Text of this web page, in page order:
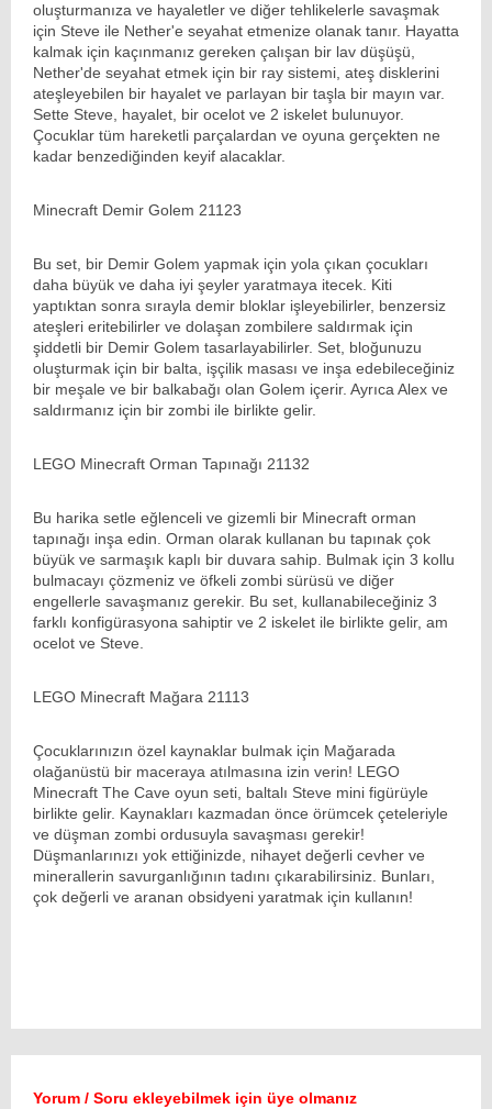
oluşturmanıza ve hayaletler ve diğer tehlikelerle savaşmak
için Steve ile Nether'e seyahat etmenize olanak tanır. Hayatta
kalmak için kaçınmanız gereken çalışan bir lav düşüşü,
Nether'de seyahat etmek için bir ray sistemi, ateş disklerini
ateşleyebilen bir hayalet ve parlayan bir taşla bir mayın var.
Sette Steve, hayalet, bir ocelot ve 2 iskelet bulunuyor.
Çocuklar tüm hareketli parçalardan ve oyuna gerçekten ne
kadar benzediğinden keyif alacaklar.
Minecraft Demir Golem 21123
Bu set, bir Demir Golem yapmak için yola çıkan çocukları
daha büyük ve daha iyi şeyler yaratmaya itecek. Kiti
yaptıktan sonra sırayla demir bloklar işleyebilirler, benzersiz
ateşleri eritebilirler ve dolaşan zombilere saldırmak için
şiddetli bir Demir Golem tasarlayabilirler. Set, bloğunuzu
oluşturmak için bir balta, işçilik masası ve inşa edebileceğiniz
bir meşale ve bir balkabağı olan Golem içerir. Ayrıca Alex ve
saldırmanız için bir zombi ile birlikte gelir.
LEGO Minecraft Orman Tapınağı 21132
Bu harika setle eğlenceli ve gizemli bir Minecraft orman
tapınağı inşa edin. Orman olarak kullanan bu tapınak çok
büyük ve sarmaşık kaplı bir duvara sahip. Bulmak için 3 kollu
bulmacayı çözmeniz ve öfkeli zombi sürüsü ve diğer
engellerle savaşmanız gerekir. Bu set, kullanabileceğiniz 3
farklı konfigürasyona sahiptir ve 2 iskelet ile birlikte gelir, am
ocelot ve Steve.
LEGO Minecraft Mağara 21113
Çocuklarınızın özel kaynaklar bulmak için Mağarada
olağanüstü bir maceraya atılmasına izin verin! LEGO
Minecraft The Cave oyun seti, baltalı Steve mini figürüyle
birlikte gelir. Kaynakları kazmadan önce örümcek çeteleriyle
ve düşman zombi ordusuyla savaşması gerekir!
Düşmanlarınızı yok ettiğinizde, nihayet değerli cevher ve
minerallerin savurganlığının tadını çıkarabilirsiniz. Bunları,
çok değerli ve aranan obsidyeni yaratmak için kullanın!
Yorum / Soru ekleyebilmek için üye olmanız